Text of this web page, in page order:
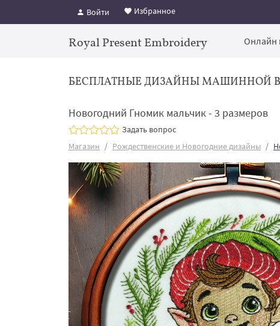
Войти Избранное
Royal Present Embroidery Онлайн
БЕСПЛАТНЫЕ ДИЗАЙНЫ
Новогодний Гномик мальчик - 3 размеров
Задать вопрос
Магазин
Рождественские и Новогодние дизайны